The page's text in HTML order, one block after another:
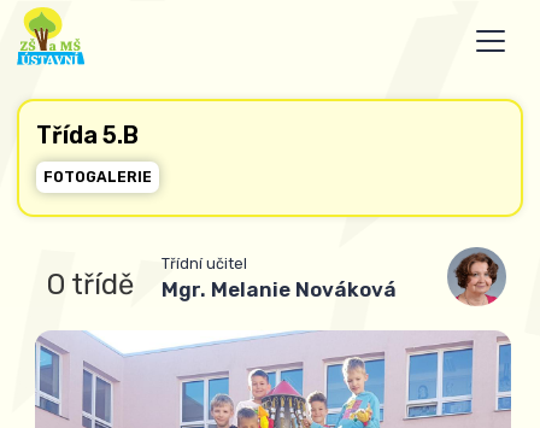
Třída 5.B
FOTOGALERIE
Třídní učitel
Mgr. Melanie Nováková
O třídě